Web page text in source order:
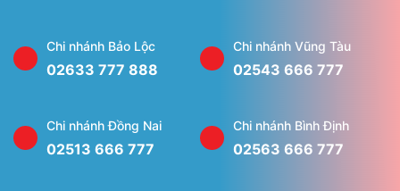
Chi nhánh Bảo Lộc
02633 777 888
Chi nhánh Vũng Tàu
02543 666 777
Chi nhánh Đồng Nai
02513 666 777
Chi nhánh Bình Định
02563 666 777